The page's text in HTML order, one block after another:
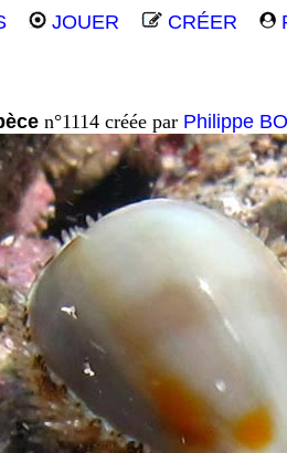
JOUER CRÉER
n°1114 créée par Philippe